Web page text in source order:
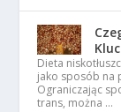
Dieta
jako sposób na
Ograniczając
trans, można …